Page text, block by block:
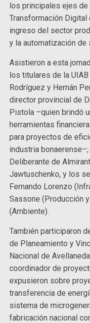
los principales ejes de
Transformación Digital
ingreso del sector
y la automatización de
Asistieron a esta
los titulares de la
Rodríguez y Hernán
director provincial de
Pistola –quien brindó
herramientas
para proyectos de
industria
Deliberante de
Jawtuschenko, y los
Fernando Lorenzo
Sassone (Producción
(Ambiente).
También participaron
de Planeamiento y
Nacional de
coordinador de
expusieron sobre
transferencia de
sistema de
fabricación nacional